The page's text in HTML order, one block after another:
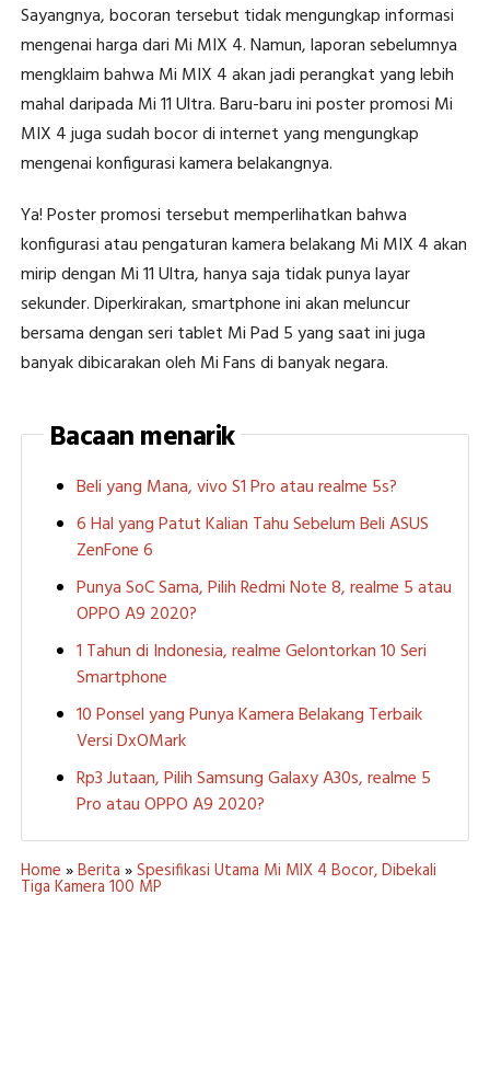
Sayangnya, bocoran tersebut tidak mengungkap informasi
mengenai harga dari Mi MIX 4. Namun, laporan sebelumnya
mengklaim bahwa Mi MIX 4 akan jadi perangkat yang lebih
mahal daripada Mi 11 Ultra. Baru-baru ini poster promosi Mi
MIX 4 juga sudah bocor di internet yang mengungkap
mengenai konfigurasi kamera belakangnya.
Ya! Poster promosi tersebut memperlihatkan bahwa
konfigurasi atau pengaturan kamera belakang Mi MIX 4 akan
mirip dengan Mi 11 Ultra, hanya saja tidak punya layar
sekunder. Diperkirakan, smartphone ini akan meluncur
bersama dengan seri tablet Mi Pad 5 yang saat ini juga
banyak dibicarakan oleh Mi Fans di banyak negara.
Bacaan menarik
Beli yang Mana, vivo S1 Pro atau realme 5s?
6 Hal yang Patut Kalian Tahu Sebelum Beli ASUS
ZenFone 6
Punya SoC Sama, Pilih Redmi Note 8, realme 5 atau
OPPO A9 2020?
1 Tahun di Indonesia, realme Gelontorkan 10 Seri
Smartphone
10 Ponsel yang Punya Kamera Belakang Terbaik
Versi DxOMark
Rp3 Jutaan, Pilih Samsung Galaxy A30s, realme 5
Pro atau OPPO A9 2020?
Home »Berita »Spesifikasi Utama Mi MIX 4 Bocor, Dibekali
Tiga Kamera 100 MP